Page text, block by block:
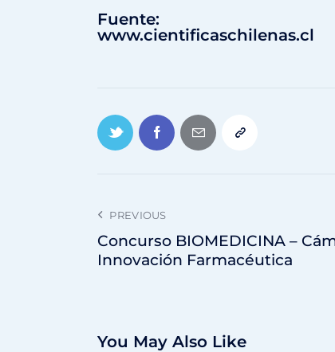
Fuente:
www.cientificaschilenas.cl
PREVIOUS
Concurso BIOMEDICINA –
Innovación Farmacéutica
You May Also Like